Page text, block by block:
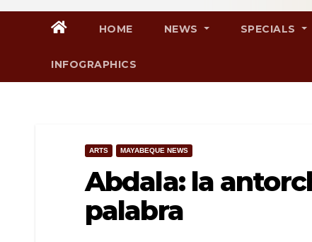
HOME NEWS SPECIALS
INFOGRAPHICS
ARTS MAYABEQUE NEWS
Abdala: la
palabra